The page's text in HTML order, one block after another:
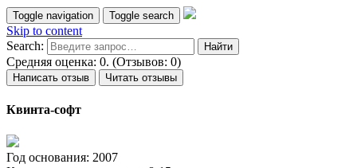
Toggle navigation Toggle search
Skip to content
Search:
Средняя оценка: 0. (Отзывов: 0)
Написать отзыв Читать отзывы
Квинта-софт
Год основания: 2007